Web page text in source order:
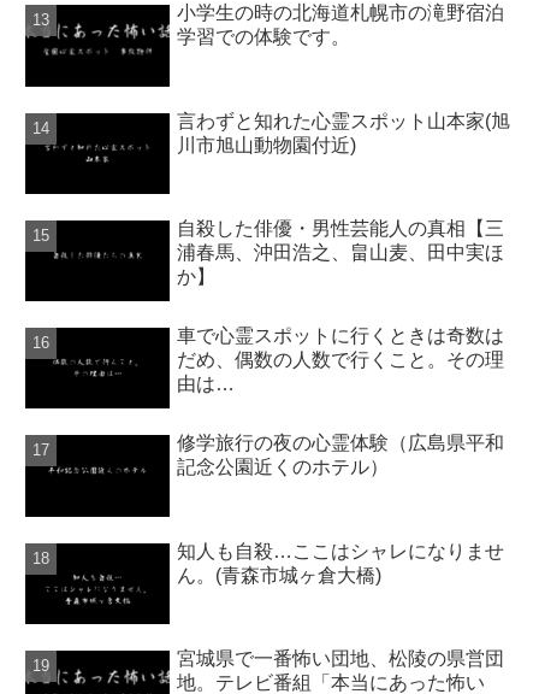
小学生の時の北海道札幌市の滝野宿泊
学習での体験です。
言わずと知れた心霊スポット山本家(旭
川市旭山動物園付近)
自殺した俳優・男性芸能人の真相【三
浦春馬、沖田浩之、畠山麦、田中実ほ
か】
車で心霊スポットに行くときは奇数は
だめ、偶数の人数で行くこと。その理
由は…
修学旅行の夜の心霊体験（広島県平和
記念公園近くのホテル）
知人も自殺…ここはシャレになりませ
ん。(青森市城ヶ倉大橋)
宮城県で一番怖い団地、松陵の県営団
地。テレビ番組「本当にあった怖い